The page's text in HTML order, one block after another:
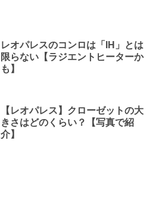
レオパレスのコンロは「IH」とは
限らない【ラジエントヒーターか
も】
【レオパレス】クローゼットの大
きさはどのくらい？【写真で紹
介】